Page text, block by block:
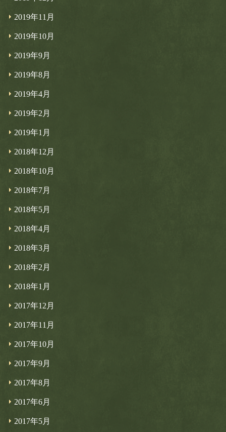
2019年11月
2019年10月
2019年9月
2019年8月
2019年4月
2019年2月
2019年1月
2018年12月
2018年10月
2018年7月
2018年5月
2018年4月
2018年3月
2018年2月
2018年1月
2017年12月
2017年11月
2017年10月
2017年9月
2017年8月
2017年6月
2017年5月